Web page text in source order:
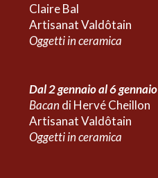
Claire Bal
Artisanat Valdôtain
Oggetti inceramica
Dal 2 gennaio al 6 gennaio
Bacandi Hervé Cheillon
Artisanat Valdôtain
Oggetti inceramica